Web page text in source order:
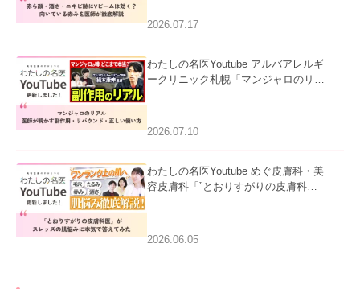
ました。
2026.07.17
わたしの名医Youtube アルバアレルギ
ークリニック札幌「マンジャロのリア
た。
2026.07.10
わたしの名医Youtube めぐ皮膚科・美
容皮膚科「”とおりすがりの皮膚科
2026.06.05